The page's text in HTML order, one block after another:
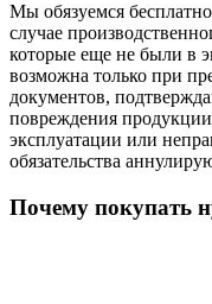
Мы обязуемся
случае
которые еще не были в
возможна только при
документов,
повреждения
эксплуатации или
обязательства
Почему покупать